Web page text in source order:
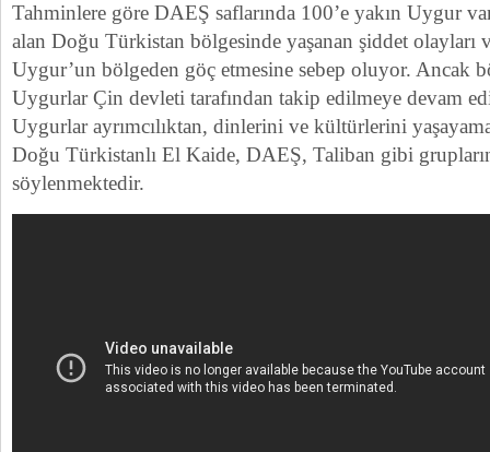
Tahminlere göre DAEŞ saflarında 100’e yakın Uygur
alan Doğu Türkistan bölgesinde yaşanan şiddet olayları
Uygur’un bölgeden göç etmesine sebep oluyor. Ancak
Uygurlar Çin devleti tarafından takip edilmeye devam
Uygurlar ayrımcılıktan, dinlerini ve kültürlerini
Doğu Türkistanlı El Kaide, DAEŞ, Taliban gibi
söylenmektedir.